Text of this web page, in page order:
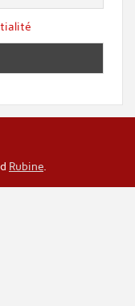
Rubine